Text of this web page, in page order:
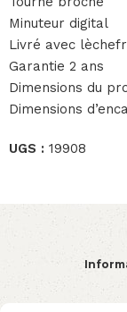
Minuteur digital
Livré avec
Garantie 2 ans
Dimensions du
Dimensions
UGS : 19908